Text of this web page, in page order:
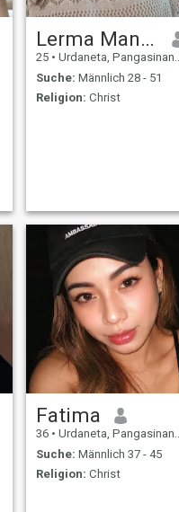
Lerma Mangaliman
25 • Urdaneta, Pangasinan, Philippinen
Suche: Männlich 28 - 51
Religion: Christ
Fatima
36 • Urdaneta, Pangasinan, Philippinen
Suche: Männlich 37 - 45
Religion: Christ